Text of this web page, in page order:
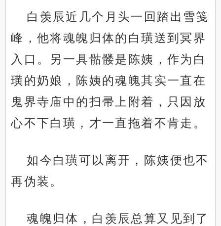
白羡辰近几个月头一回踏出雪笺
峰，他将魂魄归体的白璜送到冥界
入口。另一具骷髅是陈姨，作为白
璜的奶娘，陈姨的魂魄其实一直在
鬼界寺庙中的扫帚上附着，只因放
心不下白璜，才一直拖着不肯走。
如今白璜可以离开，陈姨便也不
再伪装。
魂魄归体，白羡辰总算又见到了